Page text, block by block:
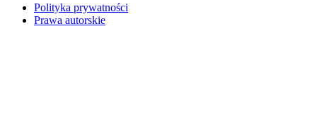
Polityka prywatności
Prawa autorskie